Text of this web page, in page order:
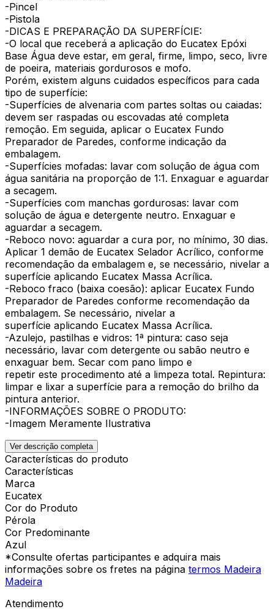
-Pincel
-Pistola
-DICAS E PREPARAÇÃO DA SUPERFÍCIE:
-O local que receberá a aplicação do Eucatex Epóxi
Base Água deve estar, em geral, firme, limpo, seco, livre
de poeira, materiais gordurosos e mofo.
Porém, existem alguns cuidados específicos para cada
tipo de superfície:
-Superfícies de alvenaria com partes soltas ou caiadas:
devem ser raspadas ou escovadas até completa
remoção. Em seguida, aplicar o Eucatex Fundo
Preparador de Paredes, conforme indicação da
embalagem.
-Superfícies mofadas: lavar com solução de água com
água sanitária na proporção de 1:1. Enxaguar e aguardar
a secagem.
-Superfícies com manchas gordurosas: lavar com
solução de água e detergente neutro. Enxaguar e
aguardar a secagem.
-Reboco novo: aguardar a cura por, no mínimo, 30 dias.
Aplicar 1 demão de Eucatex Selador Acrílico, conforme
recomendação da embalagem e, se necessário, nivelar a
superfície aplicando Eucatex Massa Acrílica.
-Reboco fraco (baixa coesão): aplicar Eucatex Fundo
Preparador de Paredes conforme recomendação da
embalagem. Se necessário, nivelar a
superfície aplicando Eucatex Massa Acrílica.
-Azulejo, pastilhas e vidros: 1ª pintura: caso seja
necessário, lavar com detergente ou sabão neutro e
enxaguar bem. Secar com pano limpo e
repetir este procedimento até a limpeza total. Repintura:
limpar e lixar a superfície para a remoção do brilho da
pintura anterior.
-INFORMAÇÕES SOBRE O PRODUTO:
-Imagem Meramente Ilustrativa
Ver descrição completa
Características do produto
Características
Marca
Eucatex
Cor do Produto
Pérola
Cor Predominante
Azul
*Consulte ofertas participantes e adquira mais
informações sobre os fretes na página termos Madeira
Madeira
Atendimento